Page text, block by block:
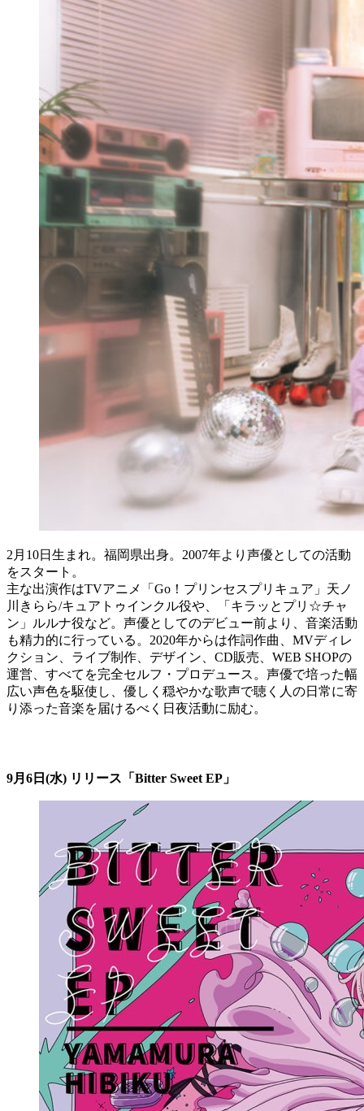
2月10日生まれ。福岡県出身。2007年より声優としての活動
をスタート。
主な出演作はTVアニメ「Go！プリンセスプリキュア」天ノ
川きらら/キュアトゥインクル役や、「キラッとプリ☆チャ
ン」ルルナ役など。声優としてのデビュー前より、音楽活動
も精力的に行っている。2020年からは作詞作曲、MVディレ
クション、ライブ制作、デザイン、CD販売、WEB SHOPの
運営、すべてを完全セルフ・プロデュース。声優で培った幅
広い声色を駆使し、優しく穏やかな歌声で聴く人の日常に寄
り添った音楽を届けるべく日夜活動に励む。
9月6日(水) リリース「Bitter Sweet EP」